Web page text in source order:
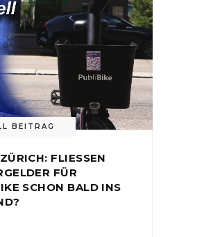
BEITRAG
FLIESSEN
FÜR
SCHON BALD INS